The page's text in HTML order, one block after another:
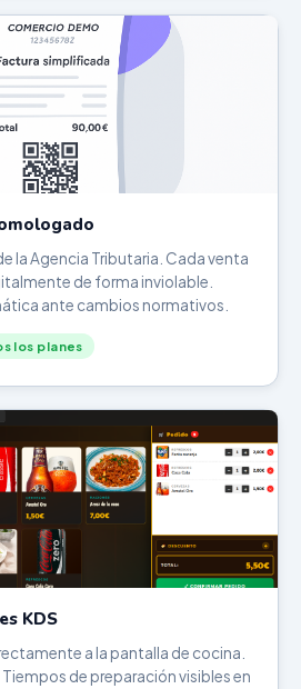
la Agencia Tributaria. Cada venta
de forma inviolable.
ante cambios normativos.
los planes
KDS
a la pantalla de cocina.
Tiempos de preparación visibles en